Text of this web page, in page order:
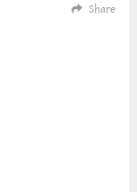
Share